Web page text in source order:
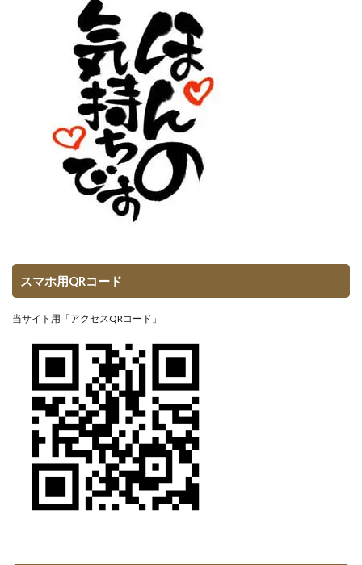
スマホ用QRコード
当サイト用「アクセスQRコード」